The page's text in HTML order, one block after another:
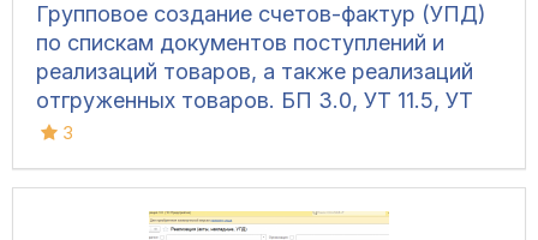
Групповое создание счетов-фактур (УПД)
по спискам документов поступлений и
реализаций товаров, а также реализаций
отгруженных товаров. БП 3.0, УТ 11.5, УТ
11.4, УТ 10.3, КА 2.5, КА 2.4, КА 1.1, ERP 2.5,
7.7
3